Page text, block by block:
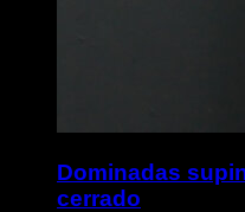
Dominadas
cerrado